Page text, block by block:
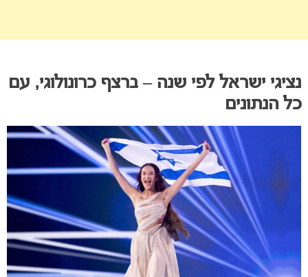
נציגי ישראל לפי שנה – ברצף כרונולוגי, עם
כל הנתונים